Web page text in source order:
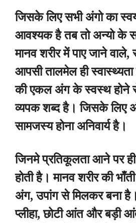
जिसके लिए सभी अंगो का
आवश्यक है तब तो अन्यो के
मानव शरीर में पाए जाने वाले,
आपसी तालमेल ही
की एकल अंग के स्वस्थ होने
व्यपक शब्द है। जिसके लिए
सामजस्य होना अनिवार्य है।
जिनमे प्रतिकूलता आने पर ही
होती है। मानव शरीर की
अंग, उपांग से मिलकर बना
प्लीहा, छोटी आंत और बड़ी